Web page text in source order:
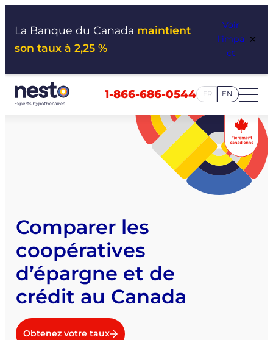
La Banque du Canada maintient
son taux à 2,25 %
Voir
l’impa
ct
×
1-866-686-0544 FR EN
Comparer les
coopératives
d’épargne et de
crédit au Canada
Obtenez votre taux